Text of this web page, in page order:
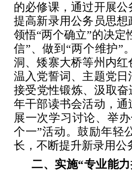
的必修课，通过开展
提高新录用公务员思
领悟“两个确立”的决定
信”、做到“两个维护”
洞、矮寨大桥等州内
温入党誓词、主题党
接受党性锻炼、汲取
年干部读书会活动，
展一次学习讨论、举
个一”活动。鼓励年轻
长，不断提升新录用公
二、实施“专业能